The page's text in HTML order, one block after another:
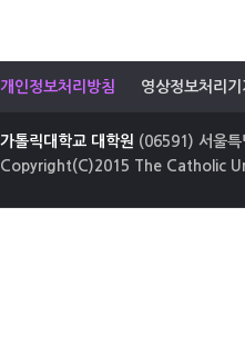
개인정보처리방침 영상정보처리
가톨릭대학교 대학원 (06591) 서울
Copyright(C)2015 The Catholic